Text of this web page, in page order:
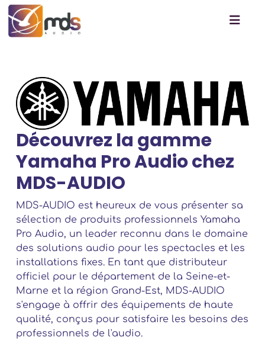
Découvrez la gamme
Yamaha Pro Audio chez
MDS-AUDIO
MDS-AUDIO est heureux de vous présenter sa
sélection de produits professionnels Yamaha
Pro Audio, un leader reconnu dans le domaine
des solutions audio pour les spectacles et les
installations fixes. En tant que distributeur
officiel pour le département de la Seine-et-
Marne et la région Grand-Est, MDS-AUDIO
s'engage à offrir des équipements de haute
qualité, conçus pour satisfaire les besoins des
professionnels de l'audio.